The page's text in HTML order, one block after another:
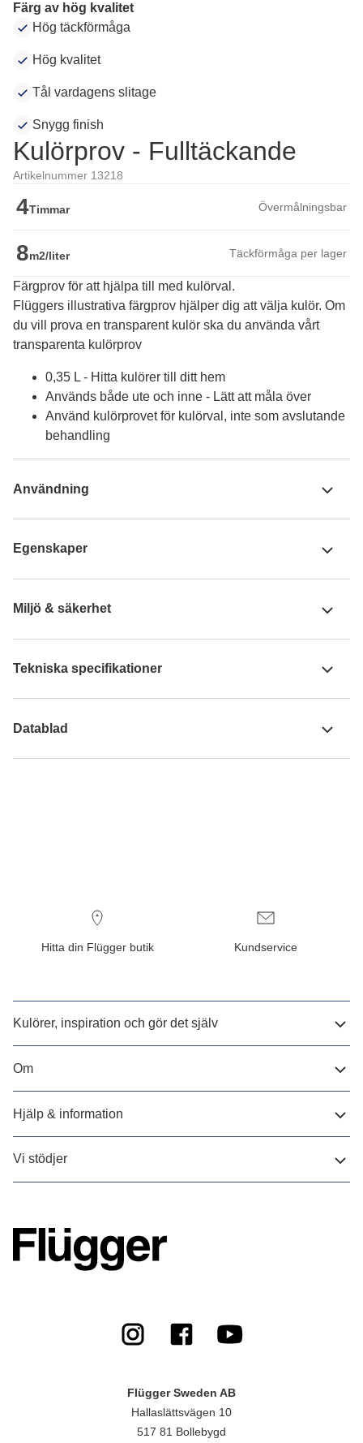
Färg av hög kvalitet
Hög täckförmåga
Hög kvalitet
Tål vardagens slitage
Snygg finish
Kulörprov - Fulltäckande
Artikelnummer 13218
4Timmar Övermålningsbar
8m2/liter Täckförmåga per lager
Färgprov för att hjälpa till med kulörval.
Flüggers illustrativa färgprov hjälper dig att välja kulör. Om
du vill prova en transparent kulör ska du använda vårt
transparenta kulörprov
0,35 L - Hitta kulörer till ditt hem
Används både ute och inne - Lätt att måla över
Använd kulörprovet för kulörval, inte som avslutande
behandling
Användning
Egenskaper
Miljö & säkerhet
Tekniska specifikationer
Datablad
Hitta din Flügger butik Kundservice
Kulörer, inspiration och gör det själv
Om
Hjälp & information
Vi stödjer
Flügger Sweden AB
Hallaslättsvägen 10
517 81 Bollebygd